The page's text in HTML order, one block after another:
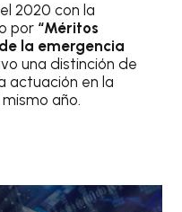
2020 con la
por “Méritos
la emergencia
una distinción de
actuación en la
mismo año.